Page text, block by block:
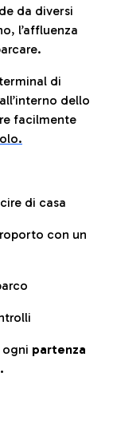
da diversi
l’affluenza
di
dello
facilmente
di casa
con un
ogni partenza